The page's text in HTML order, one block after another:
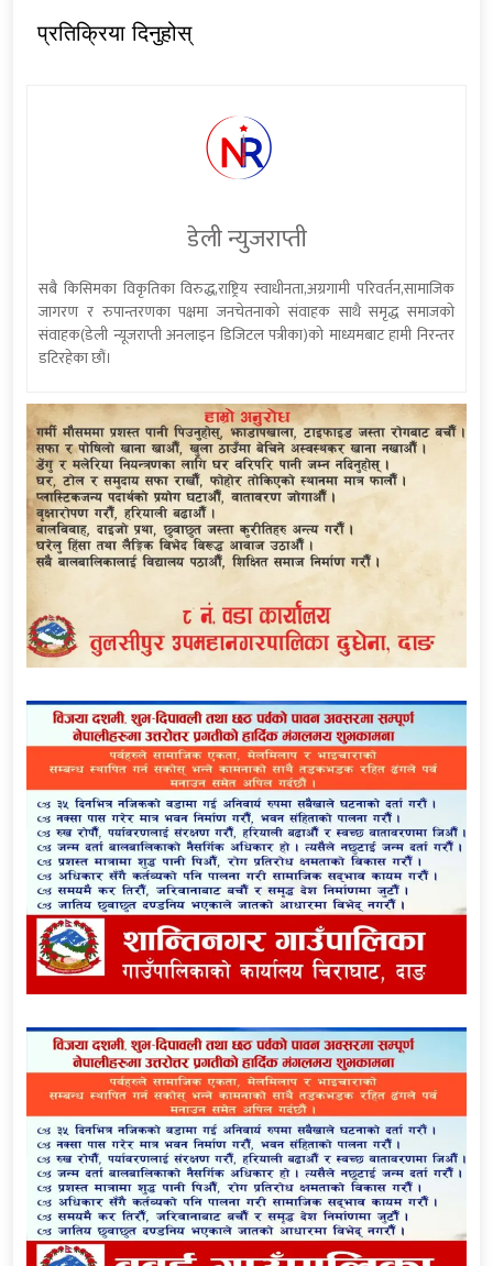
प्रतिक्रिया दिनुहोस्
डेली न्युजराप्ती
सबै किसिमका विकृतिका विरुद्ध,राष्ट्रिय स्वाधीनता,अग्रगामी परिवर्तन,सामाजिक
जागरण र रुपान्तरणका पक्षमा जनचेतनाको संवाहक साथै समृद्ध समाजको
संवाहक(डेली न्यूजराप्ती अनलाइन डिजिटल पत्रीका)को माध्यमबाट हामी निरन्तर
डटिरहेका छौं।